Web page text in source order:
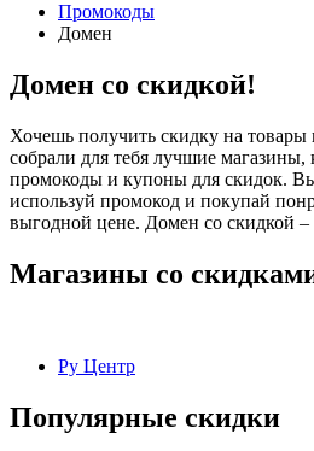
Промокоды
Домен
Домен со скидкой!
Хочешь получить скидку на
собрали для тебя лучшие магазины,
промокоды и купоны для скидок.
используй промокод и покупай
выгодной цене. Домен со скидкой –
Магазины со
Ру Центр
Популярные скидки